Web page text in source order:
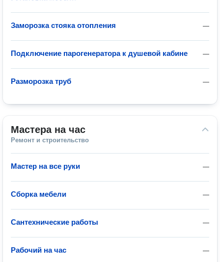
—
Заморозка стояка отопления
—
Подключение парогенератора к душевой кабине
—
Разморозка труб
Мастера на час
Ремонт и строительство
—
Мастер на все руки
—
Сборка мебели
—
Сантехнические работы
—
Рабочий на час